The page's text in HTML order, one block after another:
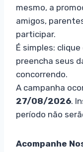
mesmo, a
amigos,
participar.
É simples: clique
preencha seus
concorrendo.
A campanha
27/08/2026.
período não
Acompanhe